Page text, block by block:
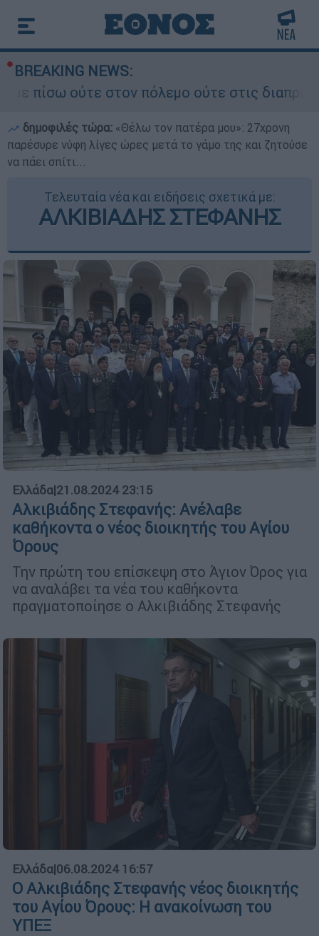
BREAKING NEWS:
στον πόλεμο ούτε στις
δημοφιλές τώρα: «Θέλω τον πατέρα μου»: 27χρονη
παρέσυρε νύφη λίγες ώρες μετά το γάμο της και ζητούσε
να πάει σπίτι...
Τελευταία νέα και ειδήσεις σχετικά με:
ΑΛΚΙΒΙΑΔΗΣ ΣΤΕΦΑΝΗΣ
Ελλάδα|21.08.2024 23:15
Αλκιβιάδης Στεφανής: Ανέλαβε
καθήκοντα ο νέος διοικητής του Αγίου
Όρους
Την πρώτη του επίσκεψη στο Άγιον Όρος για
να αναλάβει τα νέα του καθήκοντα
πραγματοποίησε ο Αλκιβιάδης Στεφανής
Ελλάδα|06.08.2024 16:57
Ο Αλκιβιάδης Στεφανής νέος διοικητής
του Αγίου Όρους: Η ανακοίνωση του
ΥΠΕΞ